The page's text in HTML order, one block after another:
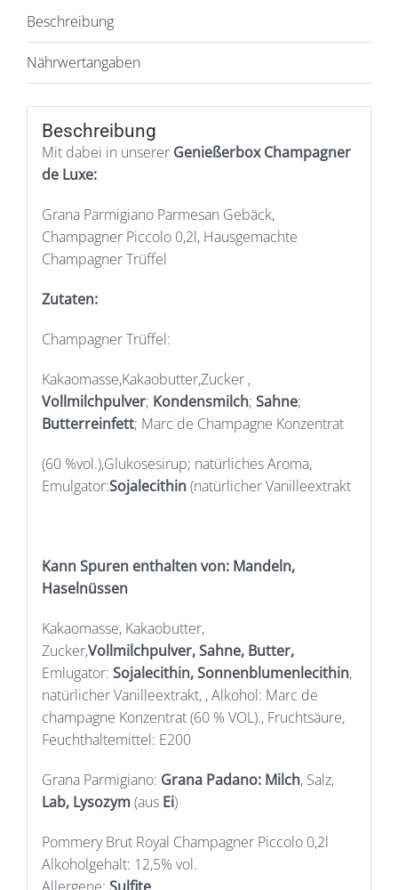
Beschreibung
Nährwertangaben
Beschreibung
Mit dabei in unserer Genießerbox Champagner
de Luxe:
Grana Parmigiano Parmesan Gebäck,
Champagner Piccolo 0,2l, Hausgemachte
Champagner Trüffel
Zutaten:
Champagner Trüffel:
Kakaomasse,Kakaobutter,Zucker ,
Vollmilchpulver; Kondensmilch; Sahne;
Butterreinfett; Marc de Champagne Konzentrat
(60 %vol.),Glukosesirup; natürliches Aroma,
Emulgator:Sojalecithin(natürlicher Vanilleextrakt
Kann Spuren enthalten von: Mandeln,
Haselnüssen
Kakaomasse, Kakaobutter,
Zucker,Vollmilchpulver, Sahne, Butter,
Emlugator: Sojalecithin, Sonnenblumenlecithin,
natürlicher Vanilleextrakt, , Alkohol: Marc de
champagne Konzentrat (60 % VOL)., Fruchtsäure,
Feuchthaltemittel: E200
Grana Parmigiano: Grana Padano: Milch, Salz,
Lab, Lysozym(aus Ei)
Pommery Brut Royal Champagner Piccolo 0,2l
Alkoholgehalt: 12,5% vol.